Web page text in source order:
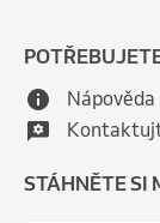
Nápověda
STÁHNĚTE SI